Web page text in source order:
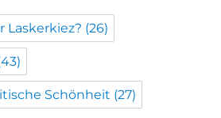
Laskerkiez? (26)
Schönheit (27)